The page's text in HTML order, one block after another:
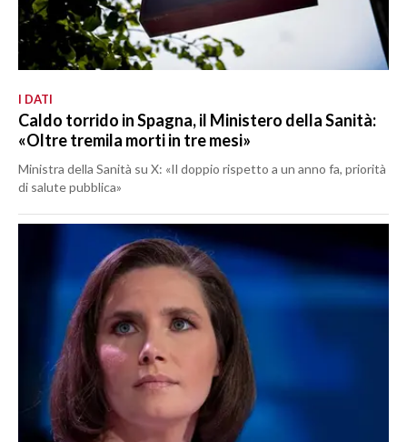
I DATI
Caldo torrido in Spagna, il Ministero della Sanità:
«Oltre tremila morti in tre mesi»
Ministra della Sanità su X: «Il doppio rispetto a un anno fa, priorità
di salute pubblica»